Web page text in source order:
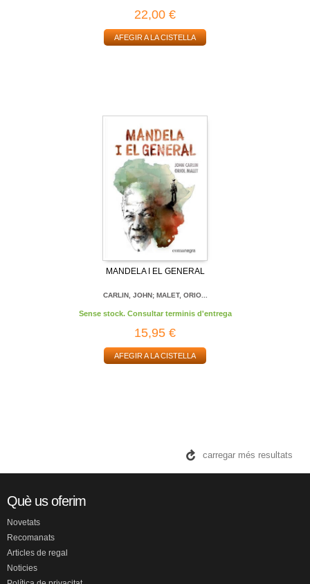
22,00 €
AFEGIR A LA CISTELLA
MANDELA I EL GENERAL
CARLIN, JOHN; MALET, ORIO...
Sense stock. Consultar terminis d'entrega
15,95 €
AFEGIR A LA CISTELLA
carregar més resultats
Què us oferim
Novetats
Recomanats
Articles de regal
Noticies